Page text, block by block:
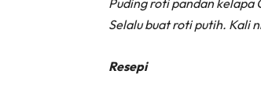
Puding roti pandan kelapa
Selalu buat roti putih. Kali
Resepi